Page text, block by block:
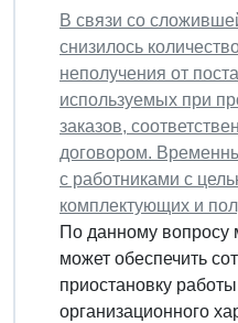
В связи со
снизилось
неполучения от
используемых при
заказов,
договором.
с работниками с
комплектующих и
По данному вопросу
может обеспечить
приостановку
организационного